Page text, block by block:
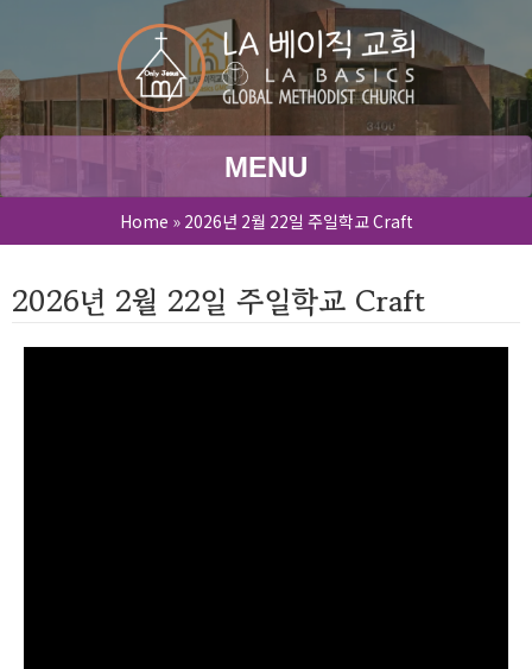
MENU
Home » 2026년 2월 22일 주일학교 Craft
2026년 2월 22일 주일학교 Craft